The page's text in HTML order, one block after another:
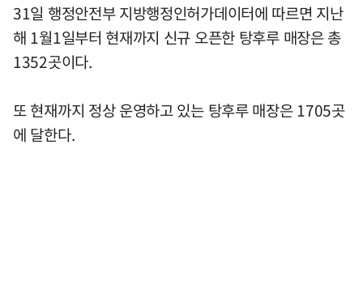
31일 행정안전부 지방행정인허가데이터에 따르면 지난
해 1월1일부터 현재까지 신규 오픈한 탕후루 매장은 총
1352곳이다.
또 현재까지 정상 운영하고 있는 탕후루 매장은 1705곳
에 달한다.